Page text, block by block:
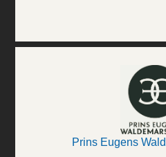
Prins Eugens